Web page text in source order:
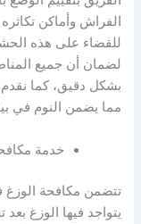
الفراش وأماكن
للقضاء على هذه
لضمان أن جميع
بشكل دقيق، كما
مما يضمن النوم في
خدمة
تتضمن مكافحة الوزغ
يتواجد فيها الوزغ